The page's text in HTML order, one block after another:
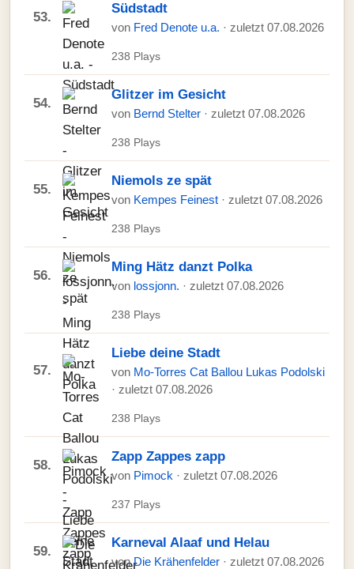
53.
Südstadt
von Fred Denote u.a. · zuletzt 07.08.2026
238 Plays
54.
Glitzer im Gesicht
von Bernd Stelter · zuletzt 07.08.2026
238 Plays
55.
Niemols ze spät
von Kempes Feinest · zuletzt 07.08.2026
238 Plays
56.
Ming Hätz danzt Polka
von lossjonn. · zuletzt 07.08.2026
238 Plays
57.
Liebe deine Stadt
von Mo-Torres Cat Ballou Lukas Podolski
· zuletzt 07.08.2026
238 Plays
58.
Zapp Zappes zapp
von Pimock · zuletzt 07.08.2026
237 Plays
59.
Karneval Alaaf und Helau
vonDie Krähenfelder · zuletzt 07.08.2026